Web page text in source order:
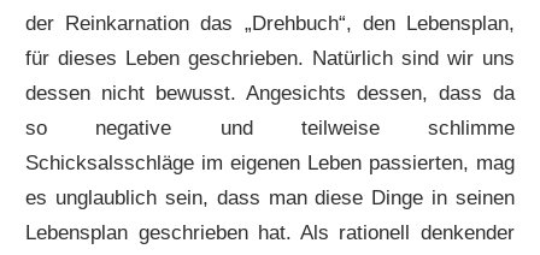
der Reinkarnation das „Drehbuch“, den Lebensplan,
für dieses Leben geschrieben. Natürlich sind wir uns
dessen nicht bewusst. Angesichts dessen, dass da
so negative und teilweise schlimme
Schicksalsschläge im eigenen Leben passierten, mag
es unglaublich sein, dass man diese Dinge in seinen
Lebensplan geschrieben hat. Als rationell denkender